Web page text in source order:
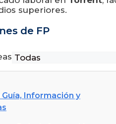
superiores.
de FP
Información y